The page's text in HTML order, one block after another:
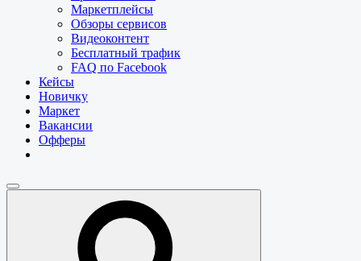
Маркетплейсы
Обзоры сервисов
Видеоконтент
Бесплатный трафик
FAQ по Facebook
Кейсы
Новичку
Маркет
Вакансии
Офферы